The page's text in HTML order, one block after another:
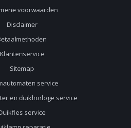
voorwaarden
Disclaimer
Klantenservice
Sitemap
service
en duikhorloge service
service